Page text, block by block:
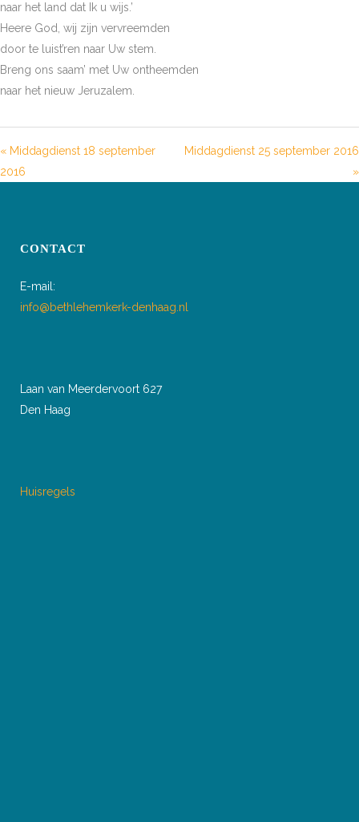
naar het land dat Ik u wijs.’
Heere God, wij zijn vervreemden
door te luist’ren naar Uw stem.
Breng ons saam’ met Uw ontheemden
naar het nieuw Jeruzalem.
« Middagdienst 18 september
2016
Middagdienst 25 september 2016
»
CONTACT
E-mail:
info@bethlehemkerk-denhaag.nl
Laan van Meerdervoort 627
Den Haag
Huisregels